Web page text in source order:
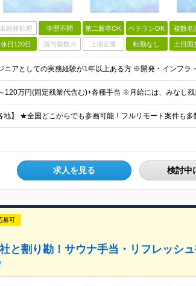
未経験歓迎 学歴不問 第二新卒OK ベテランOK 複数名
休日120日 賞与複数月 上場企業 転勤なし 土日面
求人を見る 検討中
募可
と割り勘！サウナ手当・リフレッシュ